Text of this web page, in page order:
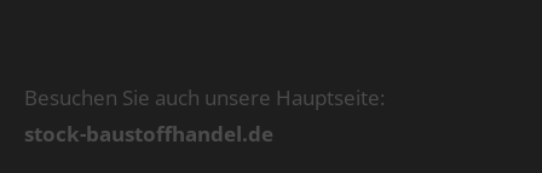
Besuchen Sie auch unsere Hauptseite:
stock-baustoffhandel.de